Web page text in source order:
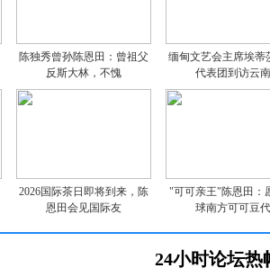
陈独秀曾孙陈恩田：曾祖父
反斯大林，不愧
缅甸文艺会主席埃蒂
代表团到访云南
2026国际茶日即将到来，陈
恩田会见国际友
"可可亲王"陈恩田：
球南方可可豆代
24小时论坛热